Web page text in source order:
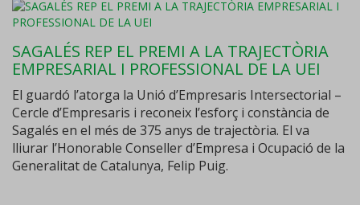
SAGALÉS REP EL PREMI A LA TRAJECTÒRIA
EMPRESARIAL I PROFESSIONAL DE LA UEI
El guardó l’atorga la Unió d’Empresaris Intersectorial –
Cercle d’Empresaris i reconeix l’esforç i constància de
Sagalés en el més de 375 anys de trajectòria. El va
lliurar l’Honorable Conseller d’Empresa i Ocupació de la
Generalitat de Catalunya, Felip Puig.